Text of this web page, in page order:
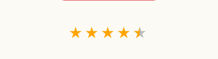
★
★
★
★
★